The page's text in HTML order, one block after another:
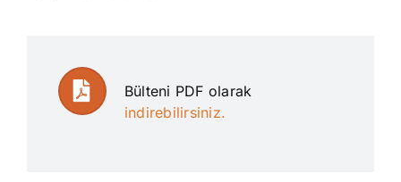
Bülteni PDF olarak
indirebilirsiniz.